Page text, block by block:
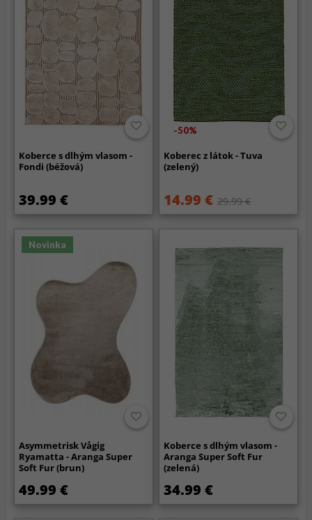
Koberce s dlhým vlasom -
Fondi (béžová)
39.99 €
-50%
Koberec z látok - Tuva
(zelený)
14.99 € 29.99 €
Novinka
Asymmetrisk Vågig
Ryamatta - Aranga Super
Soft Fur (brun)
49.99 €
Koberce s dlhým vlasom -
Aranga Super Soft Fur
(zelená)
34.99 €